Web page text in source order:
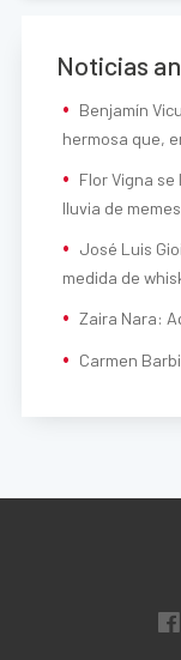
Noticias
Benjamín
hermosa que,
Flor Vigna
lluvia de memes
José Luis
medida de
Zaira Nara:
Carmen